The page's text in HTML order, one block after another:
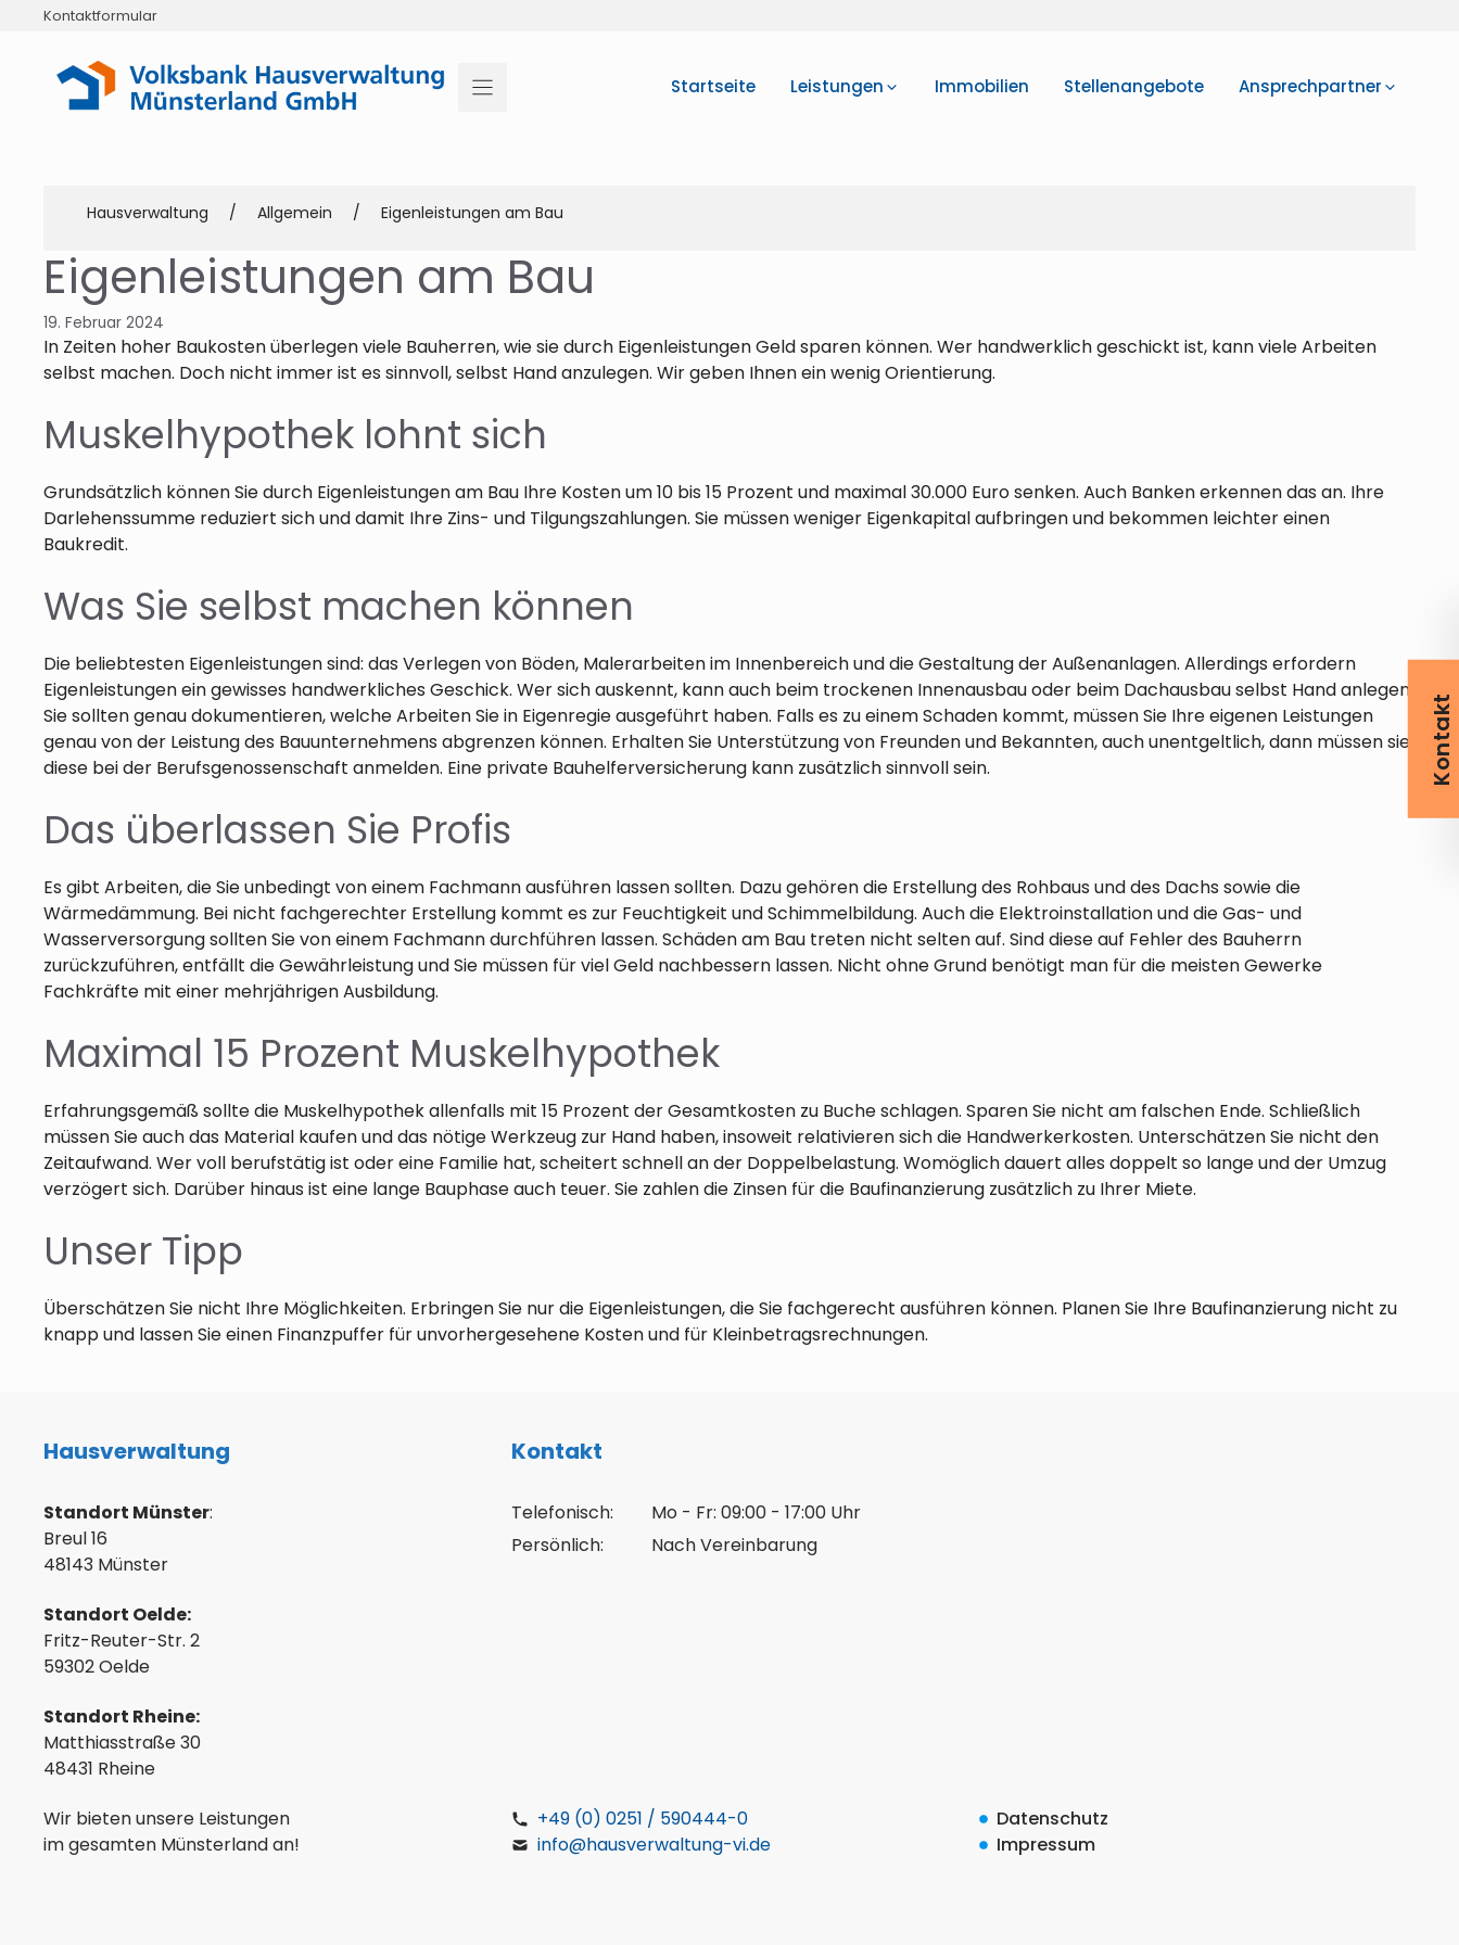
Kontakt
springen
Kontaktformular
Startseite Leistungen Immobilien Stellenangebote Ansprechpartner
Hausverwaltung / Allgemein / Eigenleistungen am Bau
Eigenleistungen am Bau
19. Februar 2024
In Zeiten hoher Baukosten überlegen viele Bauherren, wie sie durch Eigenleistungen Geld sparen können. Wer handwerklich geschickt ist, kann viele Arbeiten
selbst machen. Doch nicht immer ist es sinnvoll, selbst Hand anzulegen. Wir geben Ihnen ein wenig Orientierung.
Muskelhypothek lohnt sich
Grundsätzlich können Sie durch Eigenleistungen am Bau Ihre Kosten um 10 bis 15 Prozent und maximal 30.000 Euro senken. Auch Banken erkennen das an. Ihre
Darlehenssumme reduziert sich und damit Ihre Zins- und Tilgungszahlungen. Sie müssen weniger Eigenkapital aufbringen und bekommen leichter einen
Baukredit.
Was Sie selbst machen können
Die beliebtesten Eigenleistungen sind: das Verlegen von Böden, Malerarbeiten im Innenbereich und die Gestaltung der Außenanlagen. Allerdings erfordern
Eigenleistungen ein gewisses handwerkliches Geschick. Wer sich auskennt, kann auch beim trockenen Innenausbau oder beim Dachausbau selbst Hand anlegen.
Sie sollten genau dokumentieren, welche Arbeiten Sie in Eigenregie ausgeführt haben. Falls es zu einem Schaden kommt, müssen Sie Ihre eigenen Leistungen
genau von der Leistung des Bauunternehmens abgrenzen können. Erhalten Sie Unterstützung von Freunden und Bekannten, auch unentgeltlich, dann müssen sie
diese bei der Berufsgenossenschaft anmelden. Eine private Bauhelferversicherung kann zusätzlich sinnvoll sein.
Das überlassen Sie Profis
Es gibt Arbeiten, die Sie unbedingt von einem Fachmann ausführen lassen sollten. Dazu gehören die Erstellung des Rohbaus und des Dachs sowie die
Wärmedämmung. Bei nicht fachgerechter Erstellung kommt es zur Feuchtigkeit und Schimmelbildung. Auch die Elektroinstallation und die Gas- und
Wasserversorgung sollten Sie von einem Fachmann durchführen lassen. Schäden am Bau treten nicht selten auf. Sind diese auf Fehler des Bauherrn
zurückzuführen, entfällt die Gewährleistung und Sie müssen für viel Geld nachbessern lassen. Nicht ohne Grund benötigt man für die meisten Gewerke
Fachkräfte mit einer mehrjährigen Ausbildung.
Maximal 15 Prozent Muskelhypothek
Erfahrungsgemäß sollte die Muskelhypothek allenfalls mit 15 Prozent der Gesamtkosten zu Buche schlagen. Sparen Sie nicht am falschen Ende. Schließlich
müssen Sie auch das Material kaufen und das nötige Werkzeug zur Hand haben, insoweit relativieren sich die Handwerkerkosten. Unterschätzen Sie nicht den
Zeitaufwand. Wer voll berufstätig ist oder eine Familie hat, scheitert schnell an der Doppelbelastung. Womöglich dauert alles doppelt so lange und der Umzug
verzögert sich. Darüber hinaus ist eine lange Bauphase auch teuer. Sie zahlen die Zinsen für die Baufinanzierung zusätzlich zu Ihrer Miete.
Unser Tipp
Überschätzen Sie nicht Ihre Möglichkeiten. Erbringen Sie nur die Eigenleistungen, die Sie fachgerecht ausführen können. Planen Sie Ihre Baufinanzierung nicht zu
knapp und lassen Sie einen Finanzpuffer für unvorhergesehene Kosten und für Kleinbetragsrechnungen.
Hausverwaltung
Standort Münster:
Breul 16
48143 Münster
Standort Oelde:
Fritz-Reuter-Str. 2
59302 Oelde
Standort Rheine:
Matthiasstraße 30
48431 Rheine
Wir bieten unsere Leistungen
im gesamten Münsterland an!
Kontakt
Telefonisch:
Persönlich:
Mo - Fr: 09:00 - 17:00 Uhr
Nach Vereinbarung
+49 (0) 0251 / 590444-0
info@hausverwaltung-vi.de
Datenschutz
Impressum